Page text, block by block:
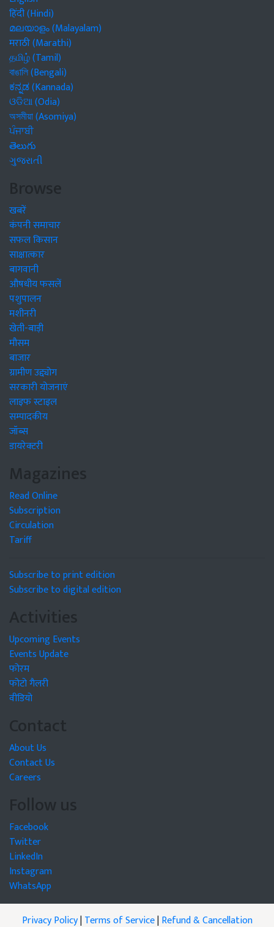
हिंदी (Hindi)
മലയാളം (Malayalam)
मराठी (Marathi)
தமிழ் (Tamil)
বাঙালি (Bengali)
ಕನ್ನಡ (Kannada)
ଓଡିଆ (Odia)
অসমীয়া (Asomiya)
ਪੰਜਾਬੀ
తెలుగు
ગુજરાતી
Browse
खबरें
कंपनी समाचार
सफल किसान
साक्षात्कार
बागवानी
औषधीय फसलें
पशुपालन
मशीनरी
खेती-बाड़ी
मौसम
बाजार
ग्रामीण उद्द्योग
सरकारी योजनाएं
लाइफ स्टाइल
सम्पादकीय
जॉब्स
डायरेक्टरी
Magazines
Read Online
Subscription
Circulation
Tariff
Subscribe to print edition
Subscribe to digital edition
Activities
Upcoming Events
Events Update
फोरम
फोटो गैलरी
वीडियो
Contact
About Us
Contact Us
Careers
Follow us
Facebook
Twitter
LinkedIn
Instagram
WhatsApp
Privacy Policy|Terms of Service|Refund & Cancellation